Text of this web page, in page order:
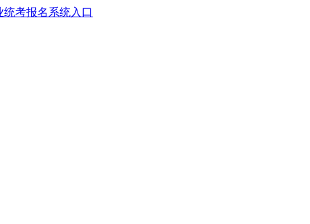
统考报名系统入口